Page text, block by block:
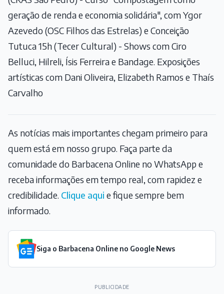
geração de renda e economia solidária", com Ygor
Azevedo (OSC Filhos das Estrelas) e Conceição
Tutuca 15h (Tecer Cultural) - Shows com Ciro
Belluci, Hilreli, Ísis Ferreira e Bandage. Exposições
artísticas com Dani Oliveira, Elizabeth Ramos e Thaís
Carvalho
As notícias mais importantes chegam primeiro para
quem está em nosso grupo. Faça parte da
comunidade do Barbacena Online no WhatsApp e
receba informações em tempo real, com rapidez e
credibilidade. Clique aqui e fique sempre bem
informado.
Siga o Barbacena Online no Google News
PUBLICIDADE